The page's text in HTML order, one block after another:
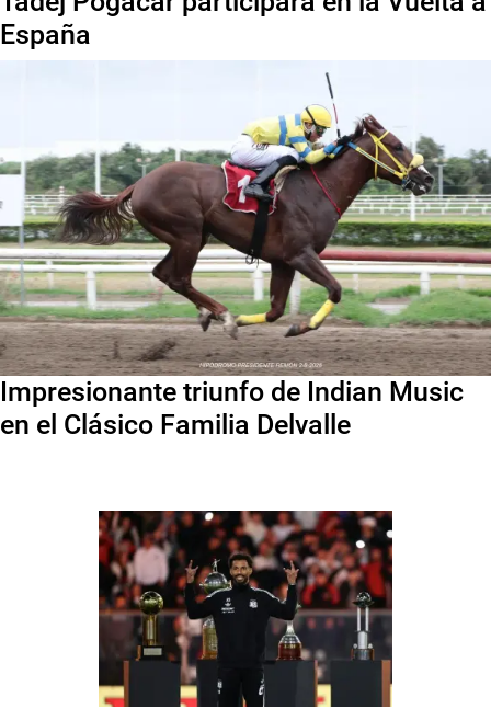
España
Impresionante triunfo de Indian Music
en el Clásico Familia Delvalle